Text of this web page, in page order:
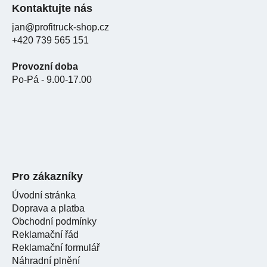
Kontaktujte nás
jan@profitruck-shop.cz
+420 739 565 151
Provozní doba
Po-Pá - 9.00-17.00
Pro zákazníky
Úvodní stránka
Doprava a platba
Obchodní podmínky
Reklamační řád
Reklamační formulář
Náhradní plnění